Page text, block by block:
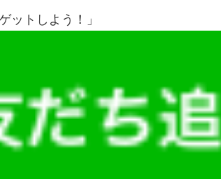
ットしよう！」